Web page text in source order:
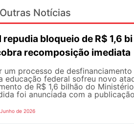
Outras Notícias
repudia bloqueio de R$ 1,6
recomposição imediata
um processo de
educação federal sofreu novo
de R$ 1,6 bilhão do
foi anunciada com a
de 2026